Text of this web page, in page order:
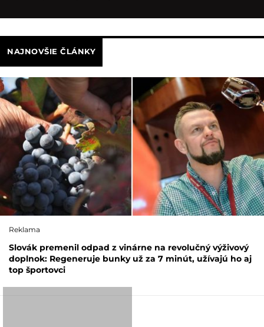
NAJNOVŠIE ČLÁNKY
Reklama
Slovák premenil odpad z vinárne na revolučný výživový
doplnok: Regeneruje bunky už za 7 minút, užívajú ho aj
top športovci